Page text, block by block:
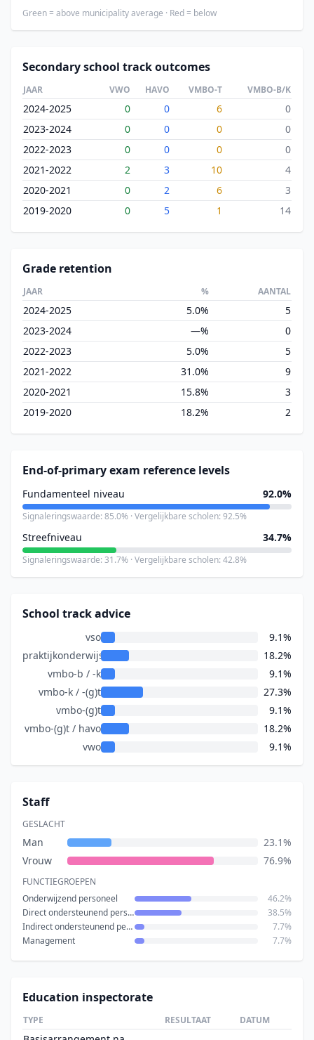
Green = above municipality average · Red = below
Secondary school track outcomes
JAAR VWO HAVO VMBO-T VMBO-B/K
2024-2025 0 0 6
0
2023-2024
0 0 0
0
2022-2023
0 0 0
0
2021-2022
2 3 10
4
2020-2021
0 2 6
3
2019-2020
0 5 1 14
Grade retention
JAAR % AANTAL
2024-2025 5.0%
5
2023-2024
—%
0
2022-2023
5.0%
5
2021-2022
31.0%
9
2020-2021
15.8%
3
2019-2020
18.2% 2
End-of-primary exam reference levels
Fundamenteel niveau 92.0%
Signaleringswaarde: 85.0% · Vergelijkbare scholen: 92.5%
Streefniveau 34.7%
Signaleringswaarde: 31.7% · Vergelijkbare scholen: 42.8%
School track advice
vso
9.1%
praktijkonderwijs
18.2%
vmbo-b / -k
9.1%
vmbo-k / -(g)t
27.3%
vmbo-(g)t
9.1%
vmbo-(g)t / havo
18.2%
vwo
9.1%
Staff
GESLACHT
Man
23.1%
Vrouw
76.9%
FUNCTIEGROEPEN
Onderwijzend personeel
46.2%
Direct ondersteunend personeel
38.5%
Indirect ondersteunend personeel
7.7%
Management
7.7%
Education inspectorate
TYPE RESULTAAT DATUM